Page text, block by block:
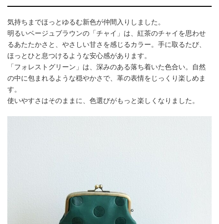
気持ちまでほっとゆるむ新色が仲間入りしました。
明るいベージュブラウンの「チャイ」は、紅茶のチャイを思わせ
るあたたかさと、やさしい甘さを感じるカラー。手に取るたび、
ほっとひと息つけるような安心感があります。
「フォレストグリーン」は、深みのある落ち着いた色合い。自然
の中に包まれるような穏やかさで、革の表情をじっくり楽しめま
す。
使いやすさはそのままに、色選びがもっと楽しくなりました。